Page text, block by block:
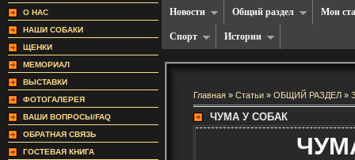
О НАС
НАШИ СОБАКИ
ЩЕНКИ
МЕМОРИАЛ
ВЫСТАВКИ
ФОТОГАЛЕРЕЯ
ВАШИ ВОПРОСЫ/FAQ
ОБРАТНАЯ СВЯЗЬ
ГОСТЕВАЯ КНИГА
Новости Общий раздел Мои
Спорт Истории
Главная » Статьи » ОБЩИЙ РАЗДЕЛ »
ЧУМА У СОБАК